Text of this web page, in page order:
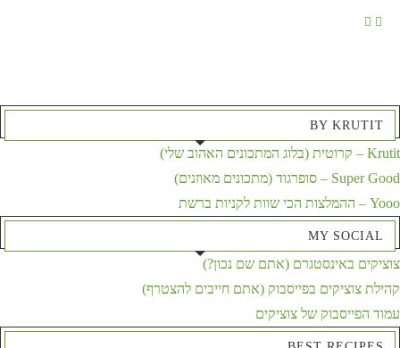
BY KRUTIT
Krutit – קרוטית (בלוג המתכונים האהוב שלי)
Super Good – סופרגוד (מתכונים מאוזנים)
Yooo – ההמלצות הכי שוות לקניות ברשת
MY SOCIAL
צוציקים באינסטגרם (אתם שם נכון?)
קהילת צוציקים בפייסבוק (אתם חייבים להצטרף)
עמוד הפייסבוק של צוציקים